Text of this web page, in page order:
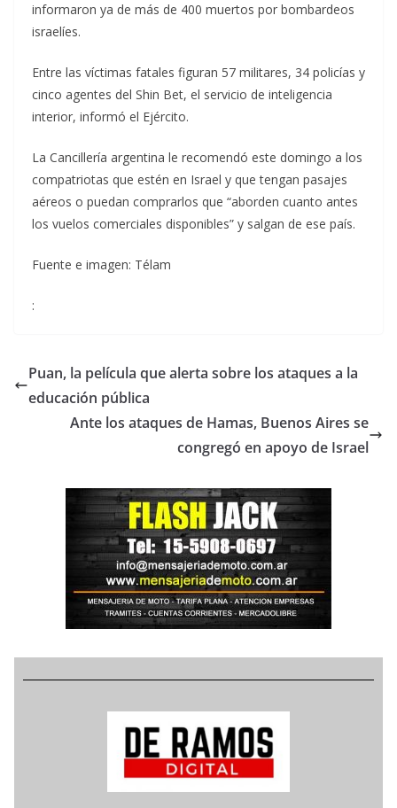
informaron ya de más de 400 muertos por bombardeos
israelíes.
Entre las víctimas fatales figuran 57 militares, 34 policías y
cinco agentes del Shin Bet, el servicio de inteligencia
interior, informó el Ejército.
La Cancillería argentina le recomendó este domingo a los
compatriotas que estén en Israel y que tengan pasajes
aéreos o puedan comprarlos que “aborden cuanto antes
los vuelos comerciales disponibles” y salgan de ese país.
Fuente e imagen: Télam
:
Puan, la película que alerta sobre los ataques a la
educación pública
Ante los ataques de Hamas, Buenos Aires se
congregó en apoyo de Israel